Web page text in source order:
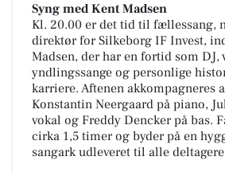
Syng med Kent Madsen
Kl. 20.00 er det tid til fællessang,
direktør for Silkeborg IF Invest,
Madsen, der har en fortid som DJ,
yndlingssange og personlige
karriere. Aftenen akkompagneres
Konstantin Neergaard på piano,
vokal og Freddy Dencker på bas.
cirka 1,5 timer og byder på en
sangark udleveret til alle